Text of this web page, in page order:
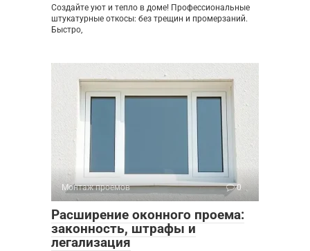
Создайте уют и тепло в доме! Профессиональные
штукатурные откосы: без трещин и промерзаний.
Быстро,
Монтаж проемов 0
Расширение оконного проема:
законность, штрафы и
легализация